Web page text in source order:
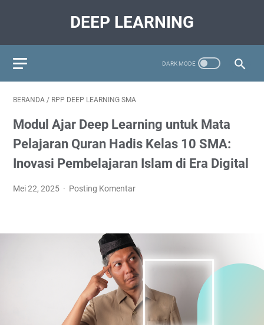
DEEP LEARNING
BERANDA / RPP DEEP LEARNING SMA
Modul Ajar Deep Learning untuk Mata
Pelajaran Quran Hadis Kelas 10 SMA:
Inovasi Pembelajaran Islam di Era Digital
Mei 22, 2025 Posting Komentar